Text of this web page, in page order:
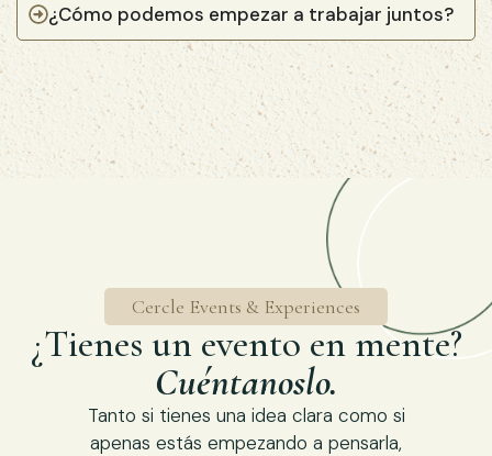
¿Cómo podemos empezar a trabajar juntos?
Cercle Events & Experiences
¿Tienes un evento en mente?
Cuéntanoslo.
Tanto si tienes una idea clara como si
apenas estás empezando a pensarla,